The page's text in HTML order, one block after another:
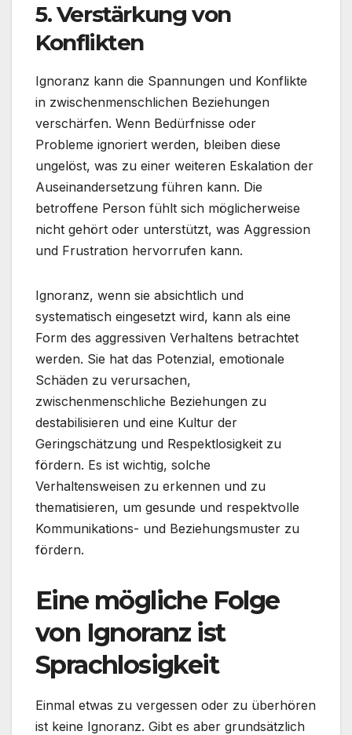
5.Verstärkung von
Konflikten
Ignoranz kann die Spannungen und Konflikte
in zwischenmenschlichen Beziehungen
verschärfen. Wenn Bedürfnisse oder
Probleme ignoriert werden, bleiben diese
ungelöst, was zu einer weiteren Eskalation der
Auseinandersetzung führen kann. Die
betroffene Person fühlt sich möglicherweise
nicht gehört oder unterstützt, was Aggression
und Frustration hervorrufen kann.
Ignoranz, wenn sie absichtlich und
systematisch eingesetzt wird, kann als eine
Form des aggressiven Verhaltens betrachtet
werden. Sie hat das Potenzial, emotionale
Schäden zu verursachen,
zwischenmenschliche Beziehungen zu
destabilisieren und eine Kultur der
Geringschätzung und Respektlosigkeit zu
fördern. Es ist wichtig, solche
Verhaltensweisen zu erkennen und zu
thematisieren, um gesunde und respektvolle
Kommunikations- und Beziehungsmuster zu
fördern.
Eine mögliche Folge
von Ignoranz ist
Sprachlosigkeit
Einmal etwas zu vergessen oder zu überhören
ist keine Ignoranz. Gibt es aber grundsätzlich